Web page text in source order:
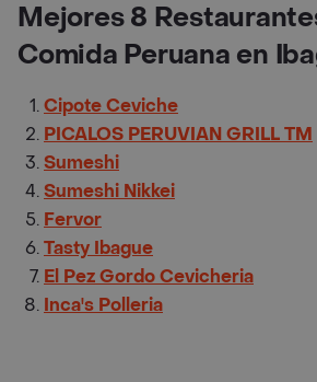
Mejores 8
Comida Peruana en
Cipote Ceviche
PICALOS PERUVIAN GRILL TM
Sumeshi
Sumeshi Nikkei
Fervor
Tasty Ibague
El Pez Gordo Cevicheria
Inca's Polleria